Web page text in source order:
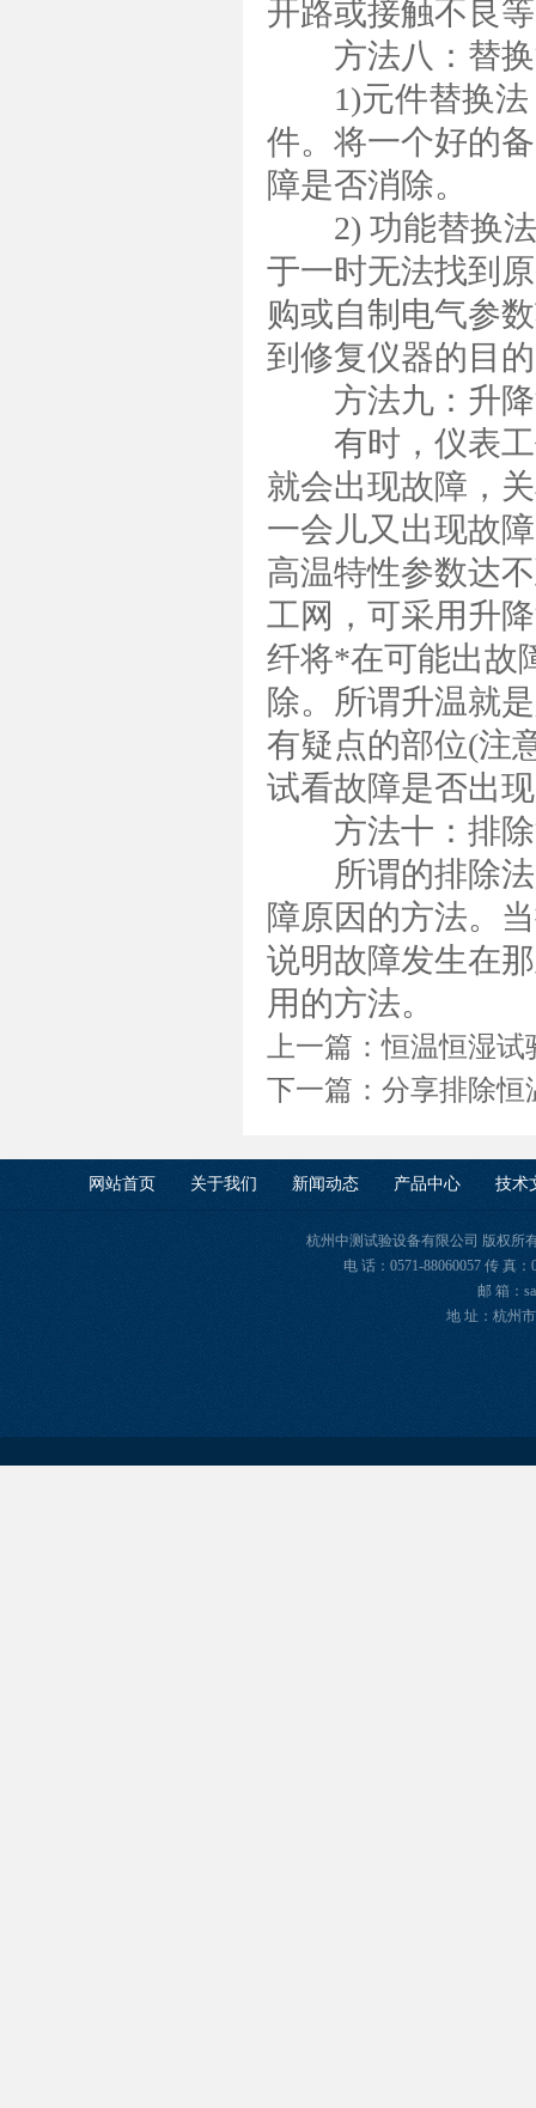
开路或接触不良
方法八：替换
1)元件替换法
件。将一个好的
障是否消除。
2) 功能替换法
于一时无法找到
购或自制电气参
到修复仪器的目
方法九：升降
有时，仪表工
就会出现故障，
一会儿又出现故
高温特性参数达
工网，可采用升
纤将*在可能出故
除。所谓升温就
有疑点的部位(注
试看故障是否出
方法十：排除
所谓的排除法
障原因的方法。
说明故障发生在
用的方法。
上一篇：恒温恒湿试
下一篇： 分享排除恒
网站首页 关于我们 新闻动态 产品中心 技术
杭州中测试验设备有限公司 版权所
电 话：0571-88060057 传 真
邮 箱：
地 址：杭州